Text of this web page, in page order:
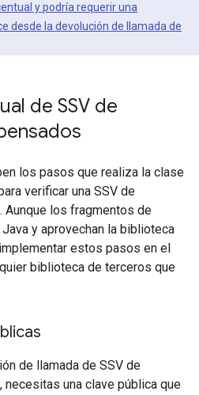
y podría requerir una
desde la devolución de llamada de
de SSV de
los pasos que realiza la clase
verificar una SSV de
Aunque los fragmentos de
y aprovechan la biblioteca
estos pasos en el
biblioteca de terceros que
de llamada de SSV de
una clave pública que